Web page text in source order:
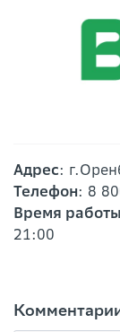
Адрес:
Телефон: 8
Время работы
21:00